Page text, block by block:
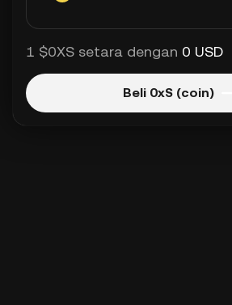
1 $0XS setara dengan 0 USD
Beli 0xS (coin)